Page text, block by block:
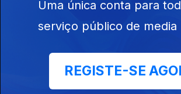
Uma única conta para
serviço público de media
REGISTE-SE